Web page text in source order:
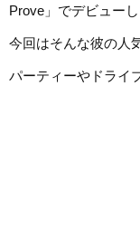
Prove」でデビューし
今回はそんな彼の人
パーティーやドライ